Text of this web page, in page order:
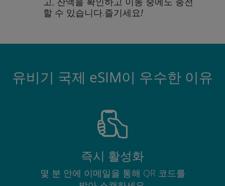
할 수 있습니다.즐기세요!
유비기 국제 eSIM이 우수한 이유
즉시 활성화
몇 분 안에 이메일을 통해 QR 코드를